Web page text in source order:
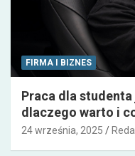
FIRMA I BIZNES
Praca dla
dlaczego warto i
24 września, 2025